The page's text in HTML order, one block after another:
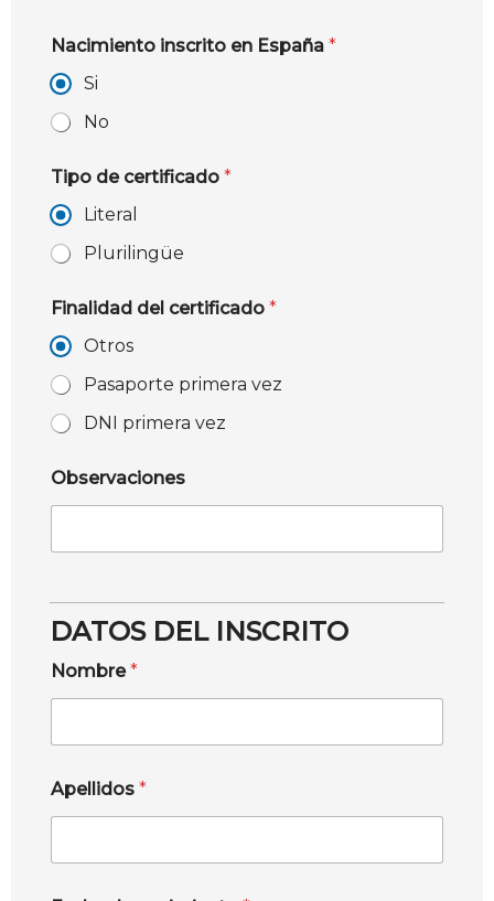
Nacimiento inscrito en España *
Si
No
Tipo de certificado *
Literal
Plurilingüe
Finalidad del certificado *
Otros
Pasaporte primera vez
DNI primera vez
Observaciones
DATOS DEL INSCRITO
Nombre*
Apellidos *